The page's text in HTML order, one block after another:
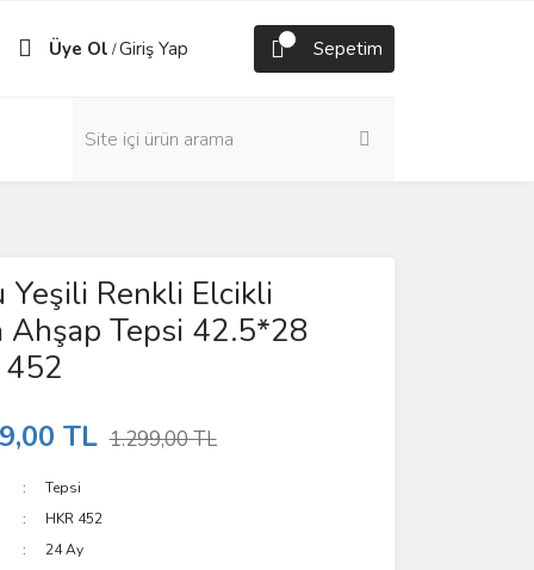
Üye Ol /Giriş Yap Sepetim
Yeşili Renkli Elcikli
Ahşap Tepsi 42.5*28
452
TL 1.299,00 TL
Tepsi
HKR 452
24 Ay